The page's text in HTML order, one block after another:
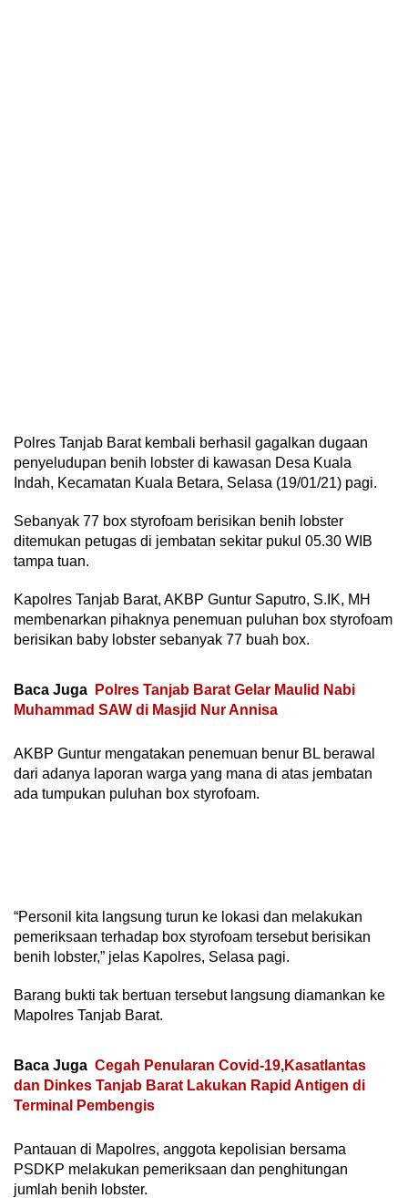
Polres Tanjab Barat kembali berhasil gagalkan dugaan
penyeludupan benih lobster di kawasan Desa Kuala
Indah, Kecamatan Kuala Betara, Selasa (19/01/21) pagi.
Sebanyak 77 box styrofoam berisikan benih lobster
ditemukan petugas di jembatan sekitar pukul 05.30 WIB
tampa tuan.
Kapolres Tanjab Barat, AKBP Guntur Saputro, S.IK, MH
membenarkan pihaknya penemuan puluhan box styrofoam
berisikan baby lobster sebanyak 77 buah box.
Baca Juga
Polres Tanjab Barat Gelar Maulid Nabi
Muhammad SAW di Masjid Nur Annisa
AKBP Guntur mengatakan penemuan benur BL berawal
dari adanya laporan warga yang mana di atas jembatan
ada tumpukan puluhan box styrofoam.
“Personil kita langsung turun ke lokasi dan melakukan
pemeriksaan terhadap box styrofoam tersebut berisikan
benih lobster,” jelas Kapolres, Selasa pagi.
Barang bukti tak bertuan tersebut langsung diamankan ke
Mapolres Tanjab Barat.
Baca Juga Cegah Penularan Covid-19,Kasatlantas
dan Dinkes Tanjab Barat Lakukan Rapid Antigen di
Terminal Pembengis
Pantauan di Mapolres, anggota kepolisian bersama
PSDKP melakukan pemeriksaan dan penghitungan
jumlah benih lobster.